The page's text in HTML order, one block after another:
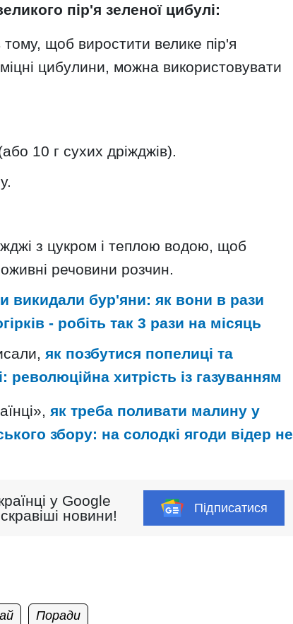
пір'я зеленої цибулі:
щоб виростити велике пір'я
цибулини, можна використовувати
10 г сухих дріжджів).
з цукром і теплою водою, щоб
речовини розчин.
викидали бур'яни: як вони в рази
- робіть так 3 рази на місяць
як позбутися попелиці та
революційна хитрість із газуванням
як треба поливати малину у
збору: на солодкі ягоди відер не
у Google
новини!
Підписатися
Поради